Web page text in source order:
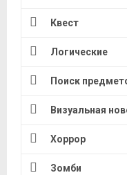
Квест
Логические
Поиск
Визуальная
Хоррор
Зомби